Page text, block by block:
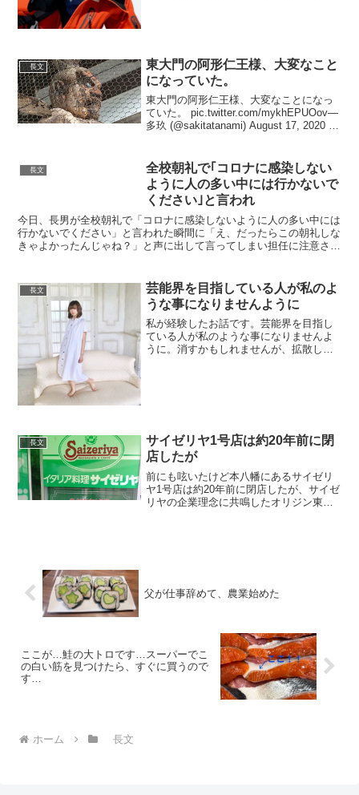
長文
東大門の阿形仁王様、大変なこと
になっていた。
東大門の阿形仁王様、大変なことになっ
ていた。 pic.twitter.com/mykhEPUOov—
多玖 (@sakitatanami) August 17, 2020 こ
長文
全校朝礼で｢コロナに感染しない
ように人の多い中には行かないで
ください｣と言われ
今日、長男が全校朝礼で「コロナに感染しないように人の多い中には
行かないでください」と言われた瞬間に「え、だったらこの朝礼しな
きゃよかったんじゃね？」と声に出して言ってしまい担任に注意され
長文
芸能界を目指している人が私のよ
うな事になりませんように
私が経験したお話です。芸能界を目指し
ている人が私のような事になりませんよ
うに。消すかもしれませんが、拡散して
長文
サイゼリヤ1号店は約20年前に閉
店したが
前にも呟いたけど本八幡にあるサイゼリ
ヤ1号店は約20年前に閉店したが、サイゼ
リヤの企業理念に共鳴したオリジン東秀
父が仕事辞めて、農業始めた
ここが…鮭の大トロです…スーパーでこ
の白い筋を見つけたら、すぐに買うので
す…
ホーム 長文